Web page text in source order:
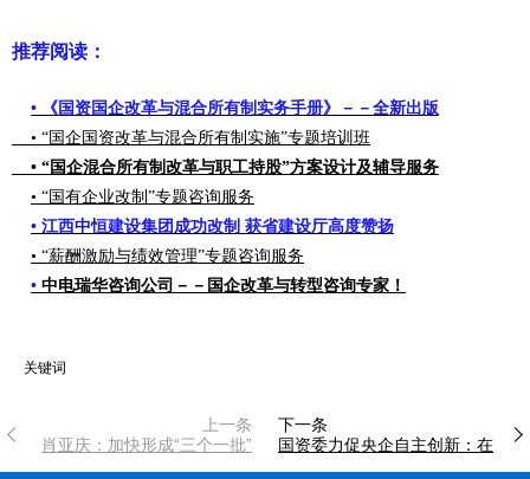
推荐阅读：
• 《国资国企改革与混合所有制实务手册》－－全新出版
• “国企国资改革与混合所有制实施”专题培训班
• “国企混合所有制改革与职工持股”方案设计及辅导服务
• “国有企业改制”专题咨询服务
• 江西中恒建设集团成功改制 获省建设厅高度赞扬
• “薪酬激励与绩效管理”专题咨询服务
• 中电瑞华咨询公司－－国企改革与转型咨询专家！
关键词
上一条
肖亚庆：加快形成“三个一批”
下一条
国资委力促央企自主创新：在